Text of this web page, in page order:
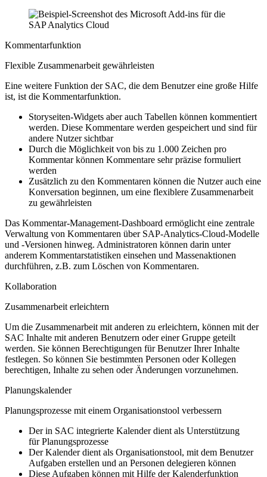
Kommentarfunktion
Flexible Zusammenarbeit gewährleisten
Eine weitere Funktion der SAC, die dem Benutzer eine große Hilfe
ist, ist die Kommentarfunktion.
Storyseiten-Widgets aber auch Tabellen können kommentiert
werden. Diese Kommentare werden gespeichert und sind für
andere Nutzer sichtbar
Durch die Möglichkeit von bis zu 1.000 Zeichen pro
Kommentar können Kommentare sehr präzise formuliert
werden
Zusätzlich zu den Kommentaren können die Nutzer auch eine
Konversation beginnen, um eine flexiblere Zusammenarbeit
zu gewährleisten
Das Kommentar-Management-Dashboard ermöglicht eine zentrale
Verwaltung von Kommentaren über SAP-Analytics-Cloud-Modelle
und -Versionen hinweg. Administratoren können darin unter
anderem Kommentarstatistiken einsehen und Massenaktionen
durchführen, z.B. zum Löschen von Kommentaren.
Kollaboration
Zusammenarbeit erleichtern
Um die Zusammenarbeit mit anderen zu erleichtern, können mit der
SAC Inhalte mit anderen Benutzern oder einer Gruppe geteilt
werden. Sie können Berechtigungen für Benutzer Ihrer Inhalte
festlegen. So können Sie bestimmten Personen oder Kollegen
berechtigen, Inhalte zu sehen oder Änderungen vorzunehmen.
Planungskalender
Planungsprozesse mit einem Organisationstool verbessern
Der in SAC integrierte Kalender dient als Unterstützung
für Planungsprozesse
Der Kalender dient als Organisationstool, mit dem Benutzer
Aufgaben erstellen und an Personen delegieren können
Diese Aufgaben können mit Hilfe der Kalenderfunktion